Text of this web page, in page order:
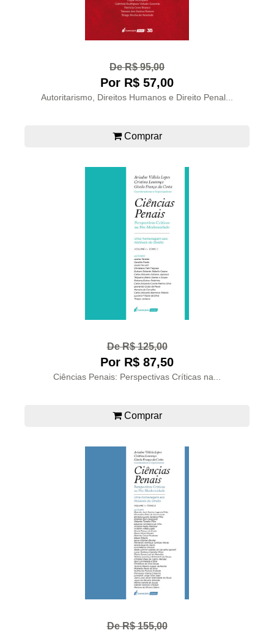
De R$ 95,00
Por R$ 57,00
Autoritarismo, Direitos Humanos e Direito Penal...
Comprar
De R$ 125,00
Por R$ 87,50
Ciências Penais: Perspectivas Críticas na...
Comprar
De R$ 155,00